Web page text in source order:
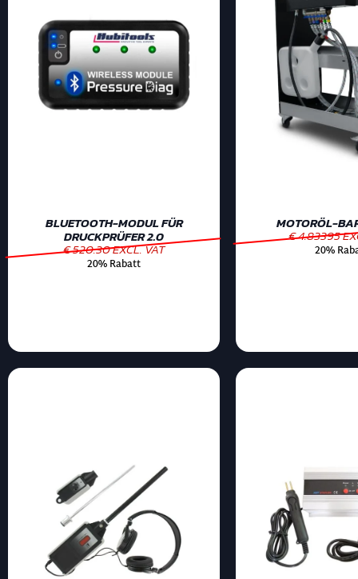
BLUETOOTH-MODUL FÜR
DRUCKPRÜFER 2.0
€ 520.30 EXCL. VAT
20% Rabatt
MOTORÖL-
€ 4.83395
20%